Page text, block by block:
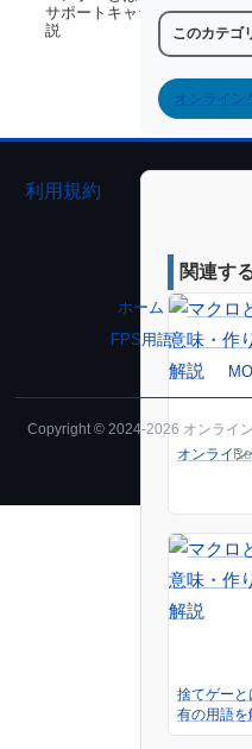
このカテゴ
オンライン
関連す
オンライ
捨てゲー
有の用語を
サポートキャラの意味とおす
説
利用規約
ホーム
FPS用語
Copyright © 2024-2026 オンライ